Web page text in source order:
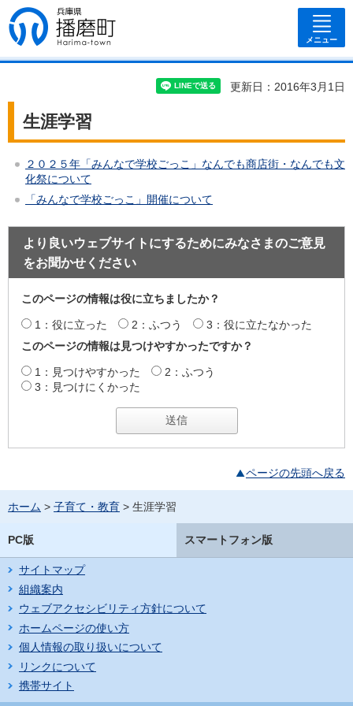
兵庫県 播磨
町
メニュー
更新日：2016年3月1日
生涯学習
２０２５年「みんなで学校ごっこ」なんでも商店街・なんでも文
化祭について
「みんなで学校ごっこ」開催について
より良いウェブサイトにするためにみなさまのご意見
をお聞かせください
このページの情報は役に立ちましたか？
1：役に立った 2：ふつう
3：役に立たなかった
このページの情報は見つけやすかったですか？
1：見つけやすかった
2：ふつう
3：見つけにくかった
ページの先頭へ戻る
ホーム > 子育て・教育 > 生涯学習
PC版 スマートフォン版
サイトマップ
組織案内
ウェブアクセシビリティ方針について
ホームページの使い方
個人情報の取り扱いについて
リンクについて
携帯サイト